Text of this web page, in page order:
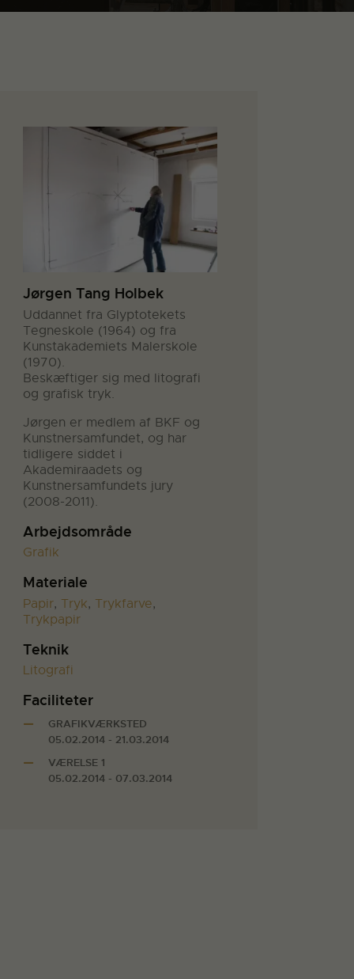
Jørgen Tang Holbek
Uddannet fra Glyptotekets
Tegneskole (1964) og fra
Kunstakademiets Malerskole
(1970).
Beskæftiger sig med litografi
og grafisk tryk.
Jørgen er medlem af BKF og
Kunstnersamfundet, og har
tidligere siddet i
Akademiraadets og
Kunstnersamfundets jury
(2008-2011).
Arbejdsområde
Grafik
Materiale
Papir, Tryk, Trykfarve,
Trykpapir
Teknik
Litografi
Faciliteter
GRAFIKVÆRKSTED
05.02.2014 - 21.03.2014
VÆRELSE 1
05.02.2014 - 07.03.2014